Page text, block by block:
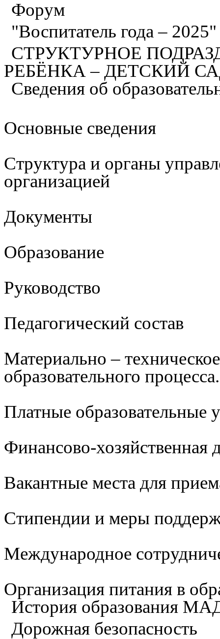
Форум
"Воспитатель года –
СТРУКТУРНОЕ
РЕБЁНКА – ДЕТСКИЙ
Сведения об
Основные сведения
Структура и органы
организацией
Документы
Образование
Руководство
Педагогический состав
Материально –
образовательного
Платные образовательные
Финансово-хозяйственная
Вакантные места для
Стипендии и меры
Международное
Организация питания в
История образования
Дорожная безопасность